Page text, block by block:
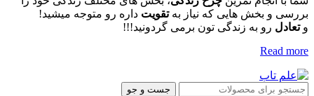
بررسی و بخش هایی که نیاز بهتقویت داره رو متوجه میشید!
وتعادل رو به زندگی تون برمی گردونید!!!
Read more
جست و جو